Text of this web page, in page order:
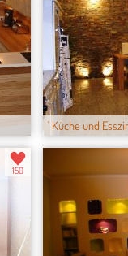
' Küche und
150